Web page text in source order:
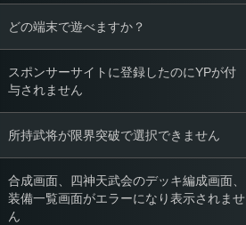
どの端末で遊べますか？
スポンサーサイトに登録したのにYPが付
与されません
所持武将が限界突破で選択できません
合成画面、四神天武会のデッキ編成画面、
装備一覧画面がエラーになり表示されませ
ん